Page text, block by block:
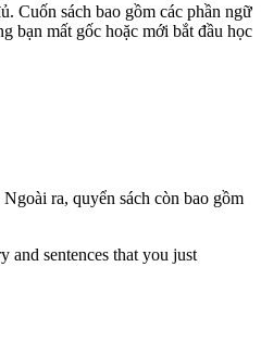
Cuốn sách bao gồm các phần ngữ
bạn mất gốc hoặc mới bắt đầu học
ra, quyển sách còn bao gồm
and sentences that you just